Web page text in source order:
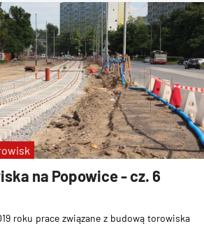
na Popowice - cz. 6
roku prace związane z budową torowiska